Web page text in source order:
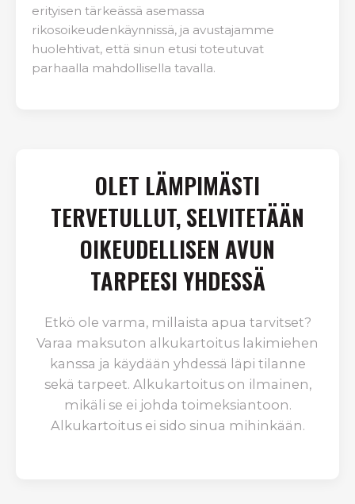
erityisen tärkeässä asemassa
rikosoikeudenkäynnissä, ja avustajamme
huolehtivat, että sinun etusi toteutuvat
parhaalla mahdollisella tavalla.
OLET LÄMPIMÄSTI
TERVETULLUT, SELVITETÄÄN
OIKEUDELLISEN AVUN
TARPEESI YHDESSÄ
Etkö ole varma, millaista apua tarvitset?
Varaa maksuton alkukartoitus lakimiehen
kanssa ja käydään yhdessä läpi tilanne
sekä tarpeet. Alkukartoitus on ilmainen,
mikäli se ei johda toimeksiantoon.
Alkukartoitus ei sido sinua mihinkään.